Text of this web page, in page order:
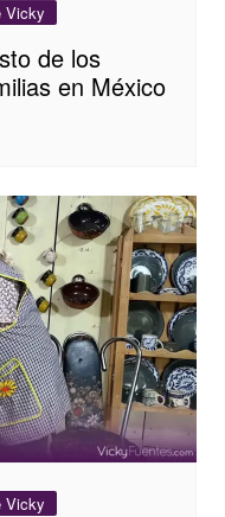
Vicky
de los
en México
Vicky